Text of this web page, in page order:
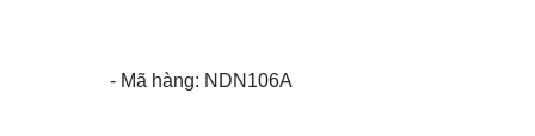
- Mã hàng: NDN106A